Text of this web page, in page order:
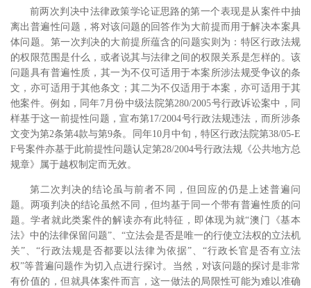
前两次判决中法律政策学论证思路的第一个表现是从案件中抽
离出普遍性问题，将对该问题的回答作为大前提而用于解决本案具
体问题。第一次判决的大前提所蕴含的问题实则为：特区行政法规
的权限范围是什么，或者说其与法律之间的权限关系是怎样的。该
问题具有普遍性质，其一为不仅可适用于本案所涉法规受争议的条
文，亦可适用于其他条文；其二为不仅适用于本案，亦可适用于其
他案件。例如，同年7月份中级法院第280/2005号行政诉讼案中，同
样基于这一前提性问题，宣布第17/2004号行政法规违法，而所涉条
文变为第2条第4款与第9条。同年10月中旬，特区行政法院第38/05-E
F号案件亦基于此前提性问题认定第28/2004号行政法规《公共地方总
规章》属于越权制定而无效。
第二次判决的结论虽与前者不同，但回应的仍是上述普遍问
题。两项判决的结论虽然不同，但均基于同一个带有普遍性质的问
题。学者就此类案件的解读亦有此特征，即体现为就“澳门《基本
法》中的法律保留问题”、“立法会是否是唯一的行使立法权的立法机
关”、“行政法规是否都要以法律为依据”、“行政长官是否有立法
权”等普遍问题作为切入点进行探讨。 当然，对该问题的探讨是非常
有价值的，但就具体案件而言，这一做法的局限性可能为难以准确